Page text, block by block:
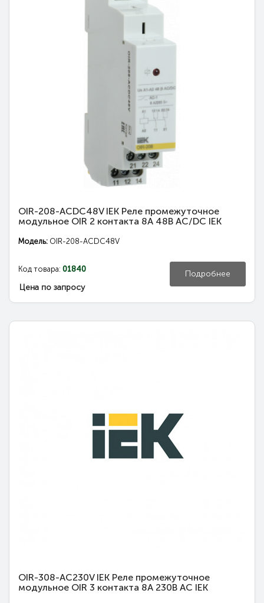
OIR-208-ACDC48V IEK Реле промежуточное
модульное OIR 2 контакта 8А 48В AC/DC IEK
Модель: OIR-208-ACDC48V
Код товара: 01840
Цена по запросу
Подробнее
OIR-308-AC230V IEK Реле промежуточное
модульное OIR 3 контакта 8А 230В AC IEK